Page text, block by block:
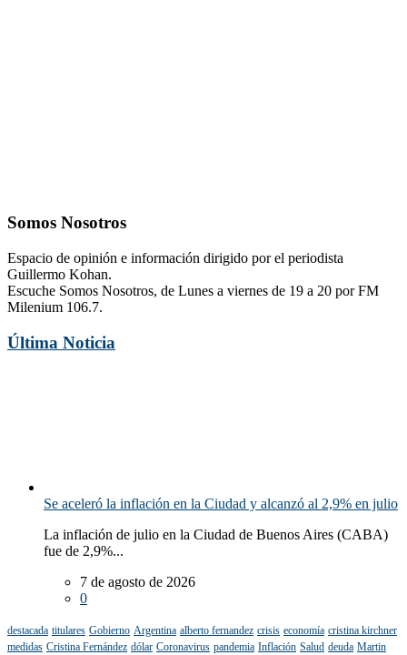
Somos Nosotros
Espacio de opinión e información dirigido por el periodista
Guillermo Kohan.
Escuche Somos Nosotros, de Lunes a viernes de 19 a 20 por FM
Milenium 106.7.
Última Noticia
Se aceleró la inflación en la Ciudad y alcanzó al 2,9% en julio
La inflación de julio en la Ciudad de Buenos Aires (CABA)
fue de 2,9%...
7 de agosto de 2026
0
destacada titulares Gobierno Argentina alberto fernandez crisis economía cristina kirchner
medidas Cristina Fernández dólar Coronavirus pandemia Inflación Salud deuda Martin